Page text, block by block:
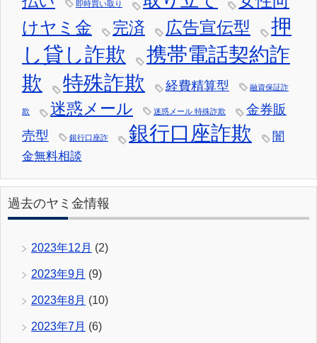
即時買い取り
けヤミ金
完済 広告宣伝型
押
し貸し詐欺
携帯電話契約詐
欺
特殊詐欺 経費精算型 融資保証詐
欺 迷惑メール 迷惑メール 特殊詐欺
金券販
売型
銀行口座詐 銀行口座詐欺
闇
金無料相談
過去のヤミ金情報
2023年12月 (2)
2023年9月 (9)
2023年8月 (10)
2023年7月 (6)